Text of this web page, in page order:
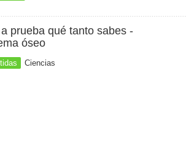
prueba qué tanto sabes -
óseo
Ciencias